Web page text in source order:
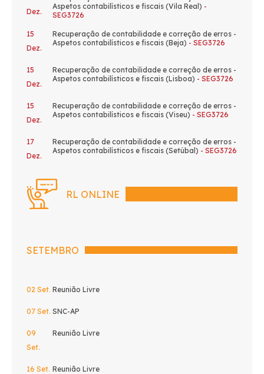
Dez.
Aspetos contabilísticos e fiscais (Vila Real) -
SEG3726
15
Dez.
Recuperação de contabilidade e correção de erros -
Aspetos contabilísticos e fiscais (Beja) - SEG3726
15
Dez.
Recuperação de contabilidade e correção de erros -
Aspetos contabilísticos e fiscais (Lisboa) - SEG3726
15
Dez.
Recuperação de contabilidade e correção de erros -
Aspetos contabilísticos e fiscais (Viseu) - SEG3726
17
Dez.
Recuperação de contabilidade e correção de erros -
Aspetos contabilísticos e fiscais (Setúbal) - SEG3726
RL ONLINE
SETEMBRO
02 Set. Reunião Livre
07 Set. SNC-AP
09
Set.
Reunião Livre
16 Set. Reunião Livre